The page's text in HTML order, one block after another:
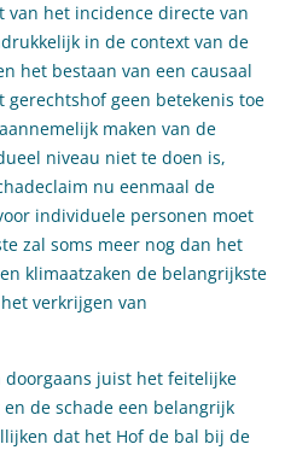
het incidence directe van
in de context van de
het bestaan van een causaal
geen betekenis toe
maken van de
niveau niet te doen is,
nu eenmaal de
individuele personen moet
zal soms meer nog dan het
klimaatzaken de belangrijkste
verkrijgen van
juist het feitelijke
de schade een belangrijk
dat het Hof de bal bij de